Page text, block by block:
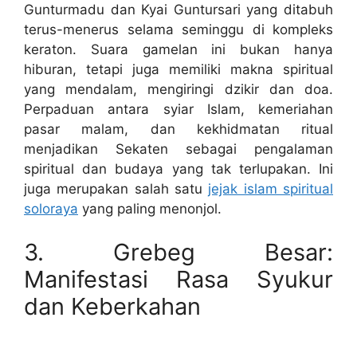
Gunturmadu dan Kyai Guntursari yang ditabuh
terus-menerus selama seminggu di kompleks
keraton. Suara gamelan ini bukan hanya
hiburan, tetapi juga memiliki makna spiritual
yang mendalam, mengiringi dzikir dan doa.
Perpaduan antara syiar Islam, kemeriahan
pasar malam, dan kekhidmatan ritual
menjadikan Sekaten sebagai pengalaman
spiritual dan budaya yang tak terlupakan. Ini
juga merupakan salah satu jejak islam spiritual
soloraya yang paling menonjol.
3. Grebeg Besar:
Manifestasi Rasa Syukur
dan Keberkahan